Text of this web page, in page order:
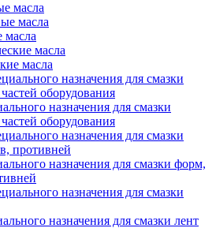
масла
масла
масла
назначения для смазки
оборудования
назначения для смазки форм,
назначения для смазки лент